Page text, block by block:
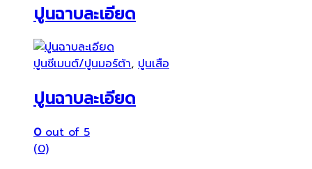
ปูนฉาบละเอียด
ปูนซีเมนต์/ปูนมอร์ต้า, ปูนเสือ
ปูนฉาบละเอียด
0out of 5
(0)